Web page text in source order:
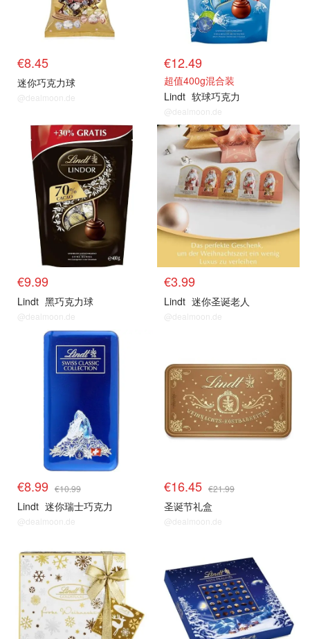
€8.45
迷你巧克力球
@dealmoon.de
€12.49
超值400g混合装
Lindt 软球巧克力
@dealmoon.de
€9.99
Lindt 黑巧克力球
@dealmoon.de
€3.99
Lindt 迷你圣诞老人
@dealmoon.de
€8.99 €10.99
Lindt 迷你瑞士巧克力
@dealmoon.de
€16.45 €21.99
圣诞节礼盒
@dealmoon.de